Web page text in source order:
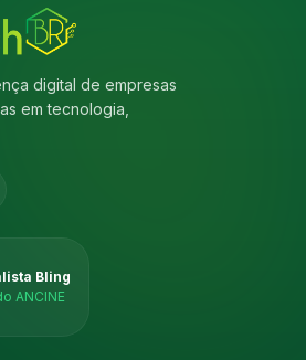
digital de empresas
em tecnologia,
Bling
ANCINE